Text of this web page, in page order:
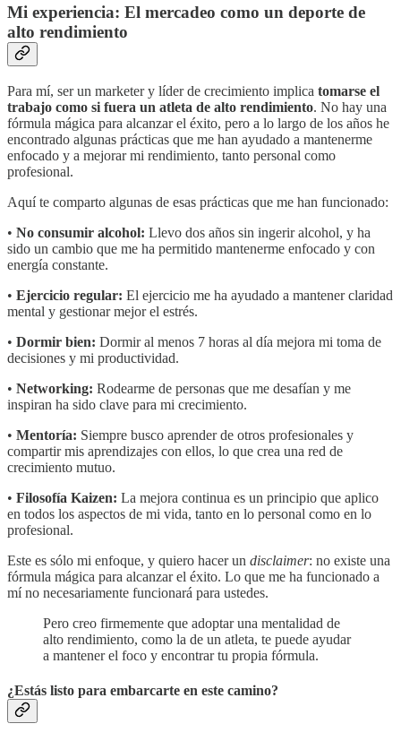
Mi experiencia: El mercadeo como un deporte de
alto rendimiento
Para mí, ser un marketer y líder de crecimiento implica tomarse el
trabajo como si fuera un atleta de alto rendimiento. No hay una
fórmula mágica para alcanzar el éxito, pero a lo largo de los años he
encontrado algunas prácticas que me han ayudado a mantenerme
enfocado y a mejorar mi rendimiento, tanto personal como
profesional.
Aquí te comparto algunas de esas prácticas que me han funcionado:
• No consumir alcohol: Llevo dos años sin ingerir alcohol, y ha
sido un cambio que me ha permitido mantenerme enfocado y con
energía constante.
• Ejercicio regular: El ejercicio me ha ayudado a mantener claridad
mental y gestionar mejor el estrés.
• Dormir bien: Dormir al menos 7 horas al día mejora mi toma de
decisiones y mi productividad.
• Networking: Rodearme de personas que me desafían y me
inspiran ha sido clave para mi crecimiento.
• Mentoría: Siempre busco aprender de otros profesionales y
compartir mis aprendizajes con ellos, lo que crea una red de
crecimiento mutuo.
• Filosofía Kaizen: La mejora continua es un principio que aplico
en todos los aspectos de mi vida, tanto en lo personal como en lo
profesional.
Este es sólo mi enfoque, y quiero hacer un disclaimer: no existe una
fórmula mágica para alcanzar el éxito. Lo que me ha funcionado a
mí no necesariamente funcionará para ustedes.
Pero creo firmemente que adoptar una mentalidad de
alto rendimiento, como la de un atleta, te puede ayudar
a mantener el foco y encontrar tu propia fórmula.
¿Estás listo para embarcarte en este camino?